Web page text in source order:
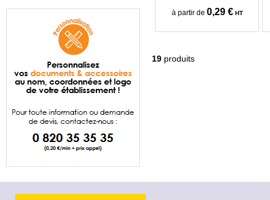
à partir de 0,29 € HT
19 produits